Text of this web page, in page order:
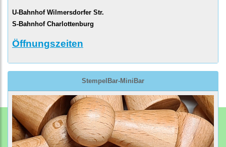
U-Bahnhof Wilmersdorfer Str.
S-Bahnhof Charlottenburg
Öffnungszeiten
StempelBar-MiniBar